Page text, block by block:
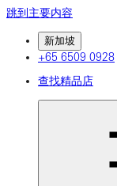
跳到主要内容
新加坡
+65 6509 0928
查找精品店